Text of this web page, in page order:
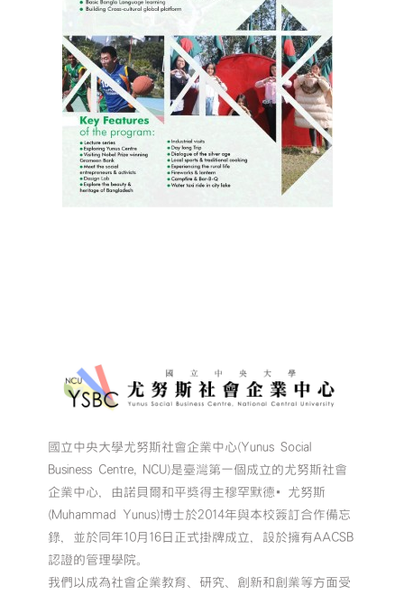
國立中央大學尤努斯社會企業中心(Yunus Social
Business Centre, NCU)是臺灣第一個成立的尤努斯社會
企業中心，由諾貝爾和平獎得主穆罕默德•尤努斯
(Muhammad Yunus)博士於2014年與本校簽訂合作備忘
錄，並於同年10月16日正式掛牌成立，設於擁有AACSB
認證的管理學院。
我們以成為社會企業教育、研究、創新和創業等方面受